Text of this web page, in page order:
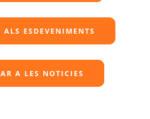
ALS ESDEVENIMENTS
A LES NOTICIES